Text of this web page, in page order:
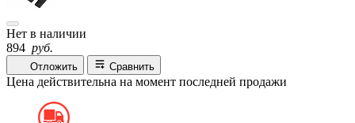
Нет в наличии
894 руб.
Отложить Сравнить
Цена действительна на момент последней продажи